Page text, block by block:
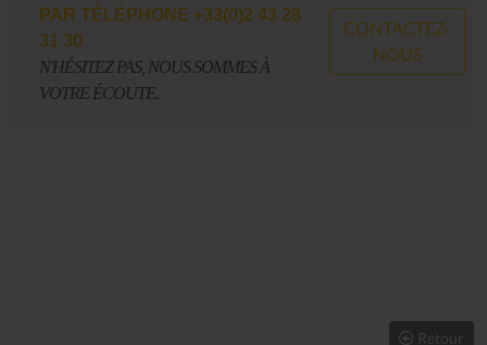
PAR TÉLÉPHONE +33(0)2 43 28
31 30
N'HÉSITEZ PAS, NOUS SOMMES À
VOTRE ÉCOUTE.
CONTACTEZ-
NOUS
Retour